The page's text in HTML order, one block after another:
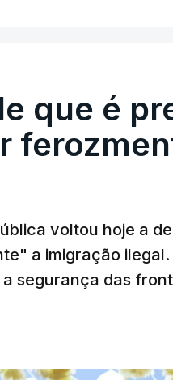
que é
voltou hoje a
a imigração
segurança das